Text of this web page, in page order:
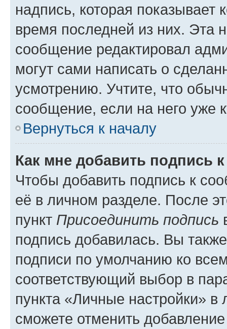
надпись, которая показывает
время последней из них. Эта
сообщение редактировал
могут сами написать о
усмотрению. Учтите, что
сообщение, если на него уже
Вернуться к началу
Как мне добавить подпись
Чтобы добавить подпись к
её в личном разделе. После
пункт Присоединить подпись
подпись добавилась. Вы
подписи по умолчанию ко
соответствующий выбор в
пункта «Личные настройки»
сможете отменить